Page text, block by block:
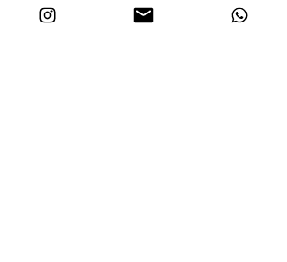
Sitio Gloria, Estrada da Areia Branca, s/n -